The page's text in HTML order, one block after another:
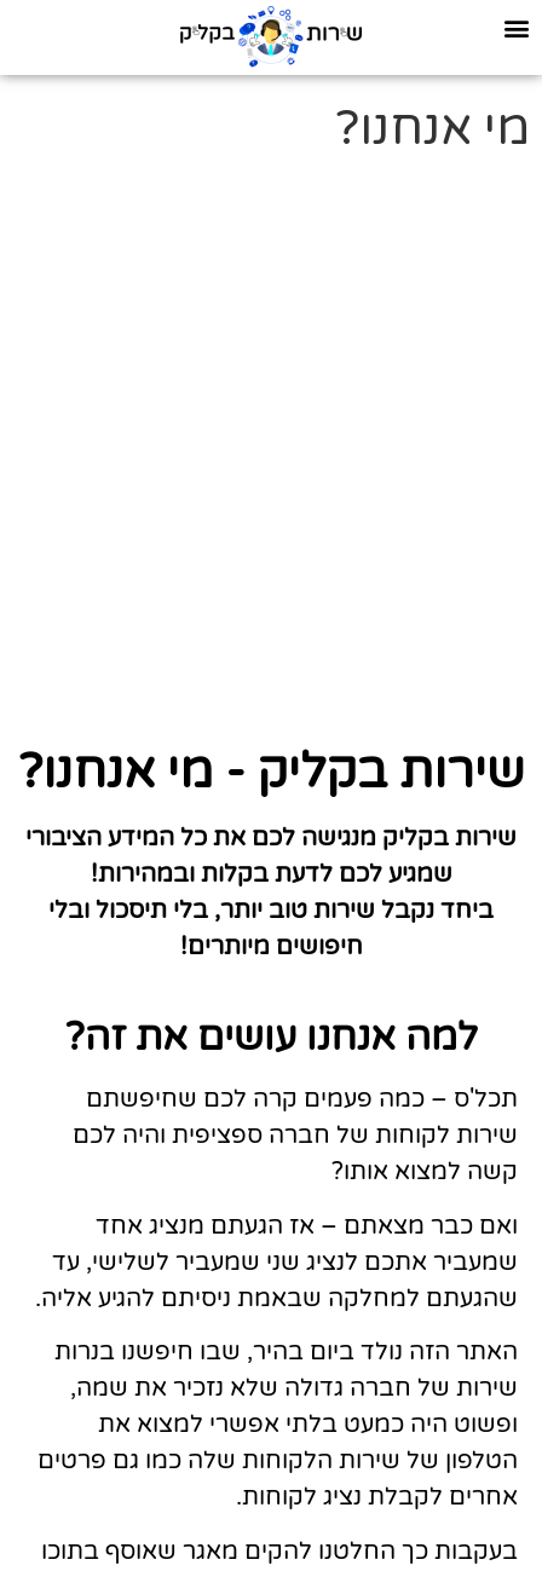
מי אנחנו?
שירות בקליק - מי אנחנו?
שירות בקליק מנגישה לכם את כל המידע הציבורי
שמגיע לכם לדעת בקלות ובמהירות!
ביחד נקבל שירות טוב יותר, בלי תיסכול ובלי
חיפושים מיותרים!
למה אנחנו עושים את זה?
תכל'ס – כמה פעמים קרה לכם שחיפשתם
שירות לקוחות של חברה ספציפית והיה לכם
קשה למצוא אותו?
ואם כבר מצאתם – אז הגעתם מנציג אחד
שמעביר אתכם לנציג שני שמעביר לשלישי, עד
שהגעתם למחלקה שבאמת ניסיתם להגיע אליה.
האתר הזה נולד ביום בהיר, שבו חיפשנו בנרות
שירות של חברה גדולה שלא נזכיר את שמה,
ופשוט היה כמעט בלתי אפשרי למצוא את
הטלפון של שירות הלקוחות שלה כמו גם פרטים
אחרים לקבלת נציג לקוחות.
בעקבות כך החלטנו להקים מאגר שאוסף בתוכו